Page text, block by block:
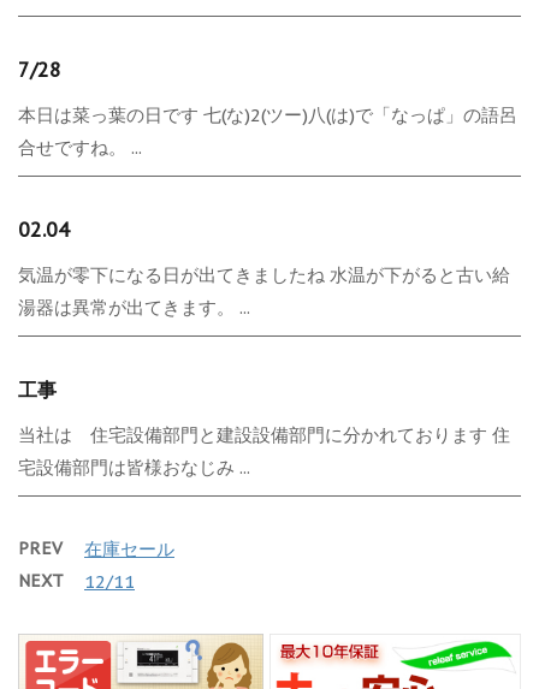
7/28
本日は菜っ葉の日です 七(な)2(ツー)八(は)で「なっぱ」の語呂
合せですね。 ...
02.04
気温が零下になる日が出てきましたね 水温が下がると古い給
湯器は異常が出てきます。 ...
工事
当社は 住宅設備部門と建設設備部門に分かれております 住
宅設備部門は皆様おなじみ ...
PREV 在庫セール
NEXT 12/11